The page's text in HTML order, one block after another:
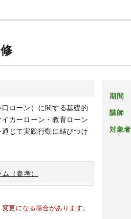
ローン）に関する基礎的
カーローン・教育ローン
じて実践行動に結びつけ
期間
講師
対象者
（参考）
更になる場合があります。